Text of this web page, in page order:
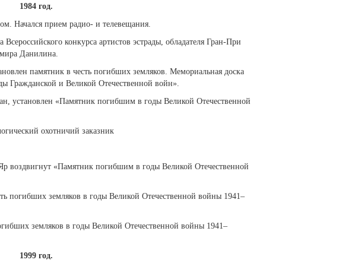
1984 год.
Начался прием радио- и телевещания.
конкурса артистов эстрады, обладателя Гран-При
Данилина.
памятник в честь погибших земляков. Мемориальная доска
Гражданской и Великой Отечественной войн».
установлен «Памятник погибшим в годы Великой Отечественной
охотничий заказник
воздвигнут «Памятник погибшим в годы Великой Отечественной
погибших земляков в годы Великой Отечественной войны 1941–
земляков в годы Великой Отечественной войны 1941–
1999 год.